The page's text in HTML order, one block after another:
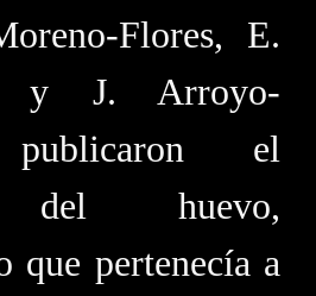
Flores, E.
y J. Arroyo-
publicaron el
del huevo,
que pertenecía a